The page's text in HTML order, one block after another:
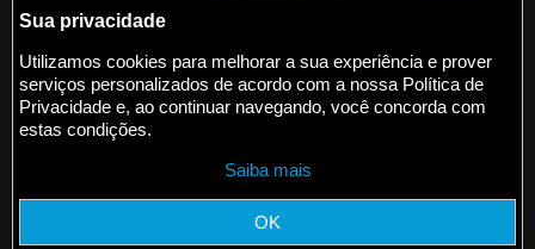
@2015-2026 Moozyca
Sua privacidade
Utilizamos cookies para melhorar a sua experiência e prover
serviços personalizados de acordo com a nossa Política de
Privacidade e, ao continuar navegando, você concorda com
estas condições.
Saiba mais
OK